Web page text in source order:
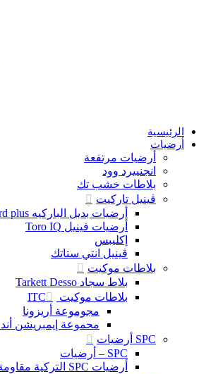
الرئيسية
أرضيات
أرضيات مرتفعة
انجنييرد وود
بلاطات خشب تك
ڤينيل تاركيت
أرضيات بديل الباركيه Standard plus
أرضيات فينيل Toro IQ
إكليبس
ڤينيل انتي ستاتك
بلاطات موكيت
بلاط سجاد Tarkett Desso
بلاطات موكيت ITC
مجوموعة أريزونا
محموعة إيمبريشن أند
SPC أرضيات
SPC – أرضيات
أرضيات SPC التركية مقاومة للماء